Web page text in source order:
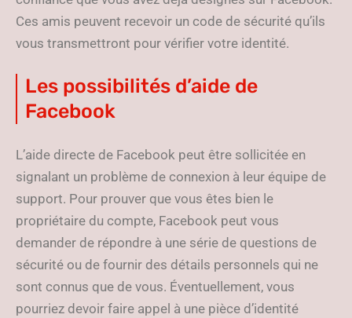
Ces amis peuvent recevoir un code de sécurité qu’ils
vous transmettront pour vérifier votre identité.
Les possibilités d’aide de
Facebook
L’aide directe de Facebook peut être sollicitée en
signalant un problème de connexion à leur équipe de
support. Pour prouver que vous êtes bien le
propriétaire du compte, Facebook peut vous
demander de répondre à une série de questions de
sécurité ou de fournir des détails personnels qui ne
sont connus que de vous. Éventuellement, vous
pourriez devoir faire appel à une pièce d’identité